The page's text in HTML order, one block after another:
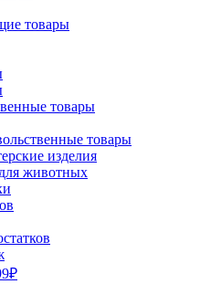
товары
товары
товары
изделия
животных